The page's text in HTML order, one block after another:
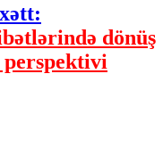
dönüş
perspektivi